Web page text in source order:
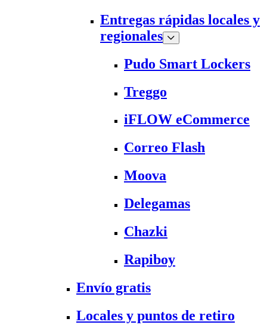
Entregas rápidas locales y
regionales
Pudo Smart Lockers
Treggo
iFLOW eCommerce
Correo Flash
Moova
Delegamas
Chazki
Rapiboy
Envío gratis
Locales y puntos de retiro